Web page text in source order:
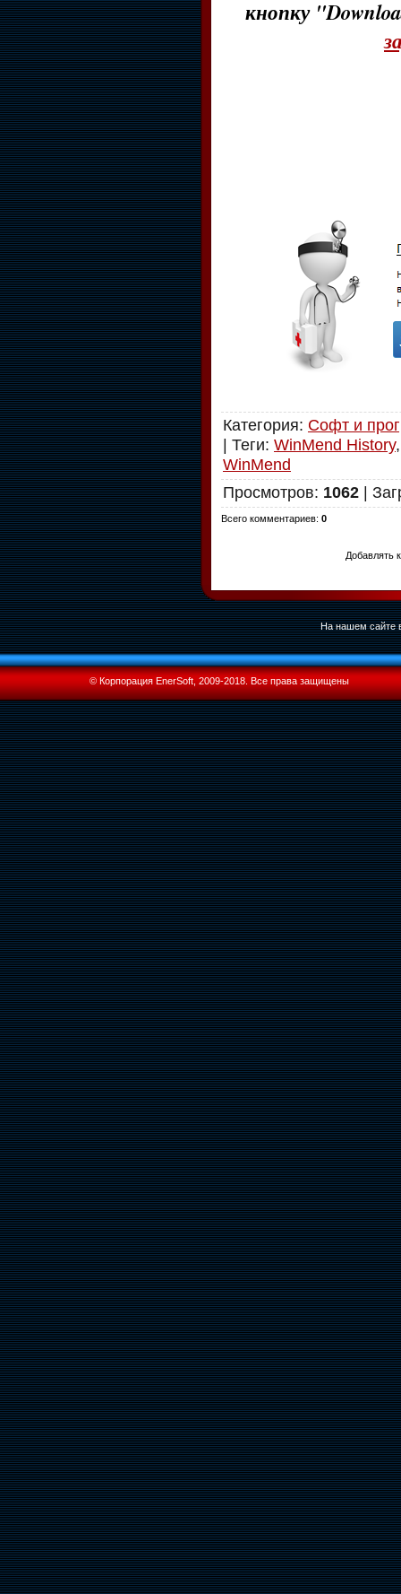
кнопку
Категория: Софт и
| Теги: WinMend History
WinMend
Просмотров: 1062 |
Всего комментариев: 0
Добавлять
На нашем сайте
© Корпорация EnerSoft, 2009-2018. Все права защищены